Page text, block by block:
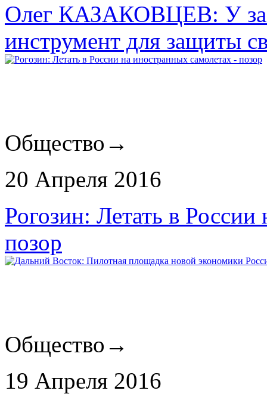
Олег КАЗАКОВЦЕВ: У
инструмент для защиты
Общество →
20 Апреля 2016
Рогозин: Летать в
позор
Общество →
19 Апреля 2016